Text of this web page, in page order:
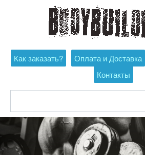
Как заказать? Оплата и Доставка
Контакты